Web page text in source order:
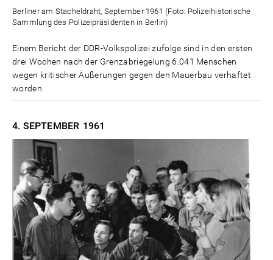
Berliner am Stacheldraht, September 1961 (Foto: Polizeihistorische
Sammlung des Polizeipräsidenten in Berlin)
Einem Bericht der DDR-Volkspolizei zufolge sind in den ersten
drei Wochen nach der Grenzabriegelung 6.041 Menschen
wegen kritischer Äußerungen gegen den Mauerbau verhaftet
worden.
4. SEPTEMBER 1961